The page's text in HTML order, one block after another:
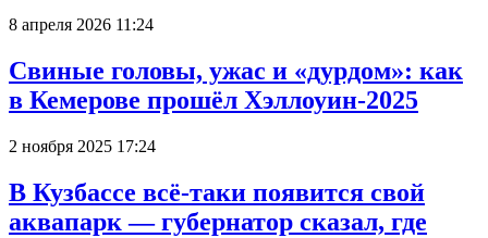
8 апреля 2026 11:24
Свиные головы, ужас и «дурдом»: как
в Кемерове прошёл Хэллоуин-2025
2 ноября 2025 17:24
В Кузбассе всё-таки появится свой
аквапарк — губернатор сказал, где